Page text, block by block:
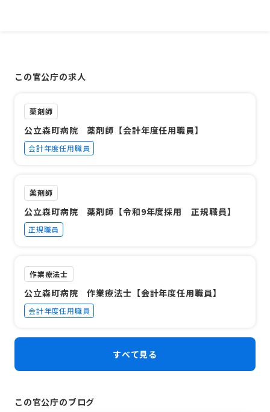
この官公庁の求人
薬剤師
公立森町病院 薬剤師【会計年度任用職員】
会計年度任用職員
薬剤師
公立森町病院 薬剤師【令和9年度採用 正規職員】
正規職員
作業療法士
公立森町病院 作業療法士【会計年度任用職員】
会計年度任用職員
すべて見る
この官公庁のブログ